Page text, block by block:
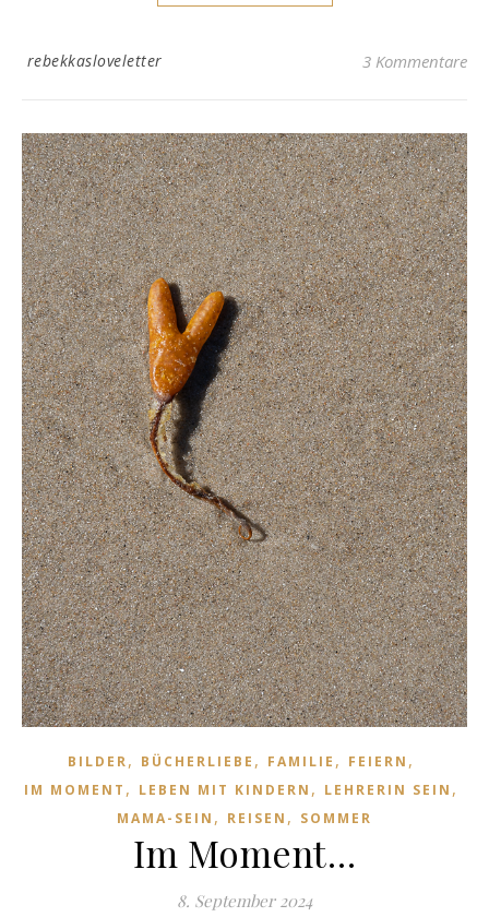
rebekkasloveletter 3 Kommentare
BILDER, BÜCHERLIEBE , FAMILIE , FEIERN ,
IM MOMENT , LEBEN MIT KINDERN , LEHRERIN SEIN ,
MAMA-SEIN , REISEN , SOMMER
Im Moment…
8. September 2024